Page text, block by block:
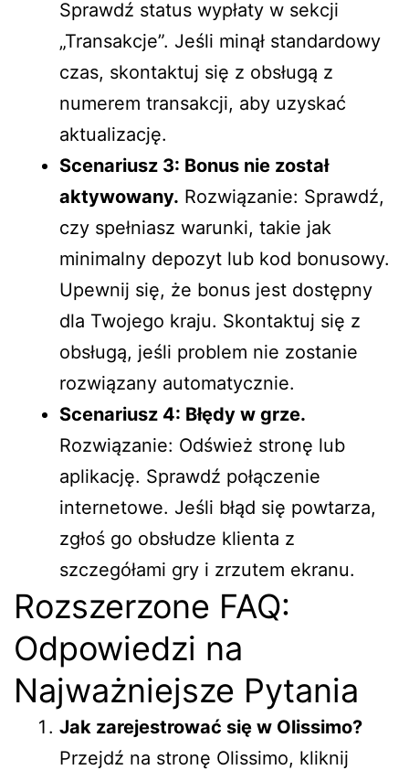
Sprawdź status wypłaty w sekcji
„Transakcje”. Jeśli minął standardowy
czas, skontaktuj się z obsługą z
numerem transakcji, aby uzyskać
aktualizację.
Scenariusz 3: Bonus nie został
aktywowany. Rozwiązanie: Sprawdź,
czy spełniasz warunki, takie jak
minimalny depozyt lub kod bonusowy.
Upewnij się, że bonus jest dostępny
dla Twojego kraju. Skontaktuj się z
obsługą, jeśli problem nie zostanie
rozwiązany automatycznie.
Scenariusz 4: Błędy w grze.
Rozwiązanie: Odśwież stronę lub
aplikację. Sprawdź połączenie
internetowe. Jeśli błąd się powtarza,
zgłoś go obsłudze klienta z
szczegółami gry i zrzutem ekranu.
Rozszerzone FAQ:
Odpowiedzi na
Najważniejsze Pytania
Jak zarejestrować się w Olissimo?
Przejdź na stronę Olissimo, kliknij